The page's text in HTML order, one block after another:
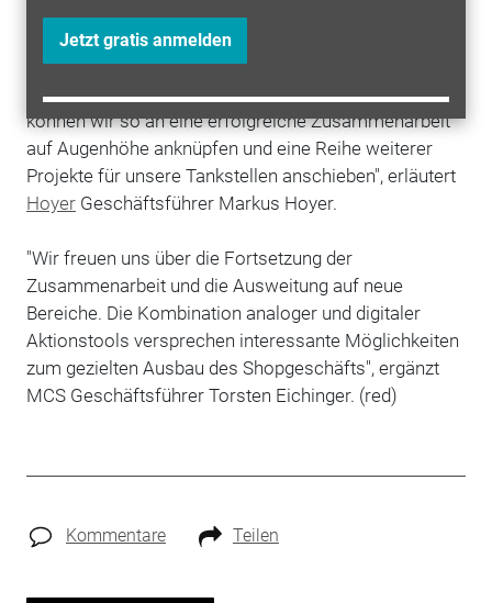
Jetzt gratis anmelden
Zusammenarbeit war die ideale Kombination aus den
zentralen Ansprechpartnern und der regionalen
Kompetenz derMCS-Großhandlungen. Gemeinsam
können wir so an eine erfolgreiche Zusammenarbeit
auf Augenhöhe anknüpfen und eine Reihe weiterer
Projekte für unsere Tankstellen anschieben", erläutert
HoyerGeschäftsführer Markus Hoyer.
"Wir freuen uns über die Fortsetzung der
Zusammenarbeit und die Ausweitung auf neue
Bereiche. Die Kombination analoger und digitaler
Aktionstools versprechen interessante Möglichkeiten
zum gezielten Ausbau des Shopgeschäfts", ergänzt
MCS Geschäftsführer Torsten Eichinger. (red)
Kommentare Teilen